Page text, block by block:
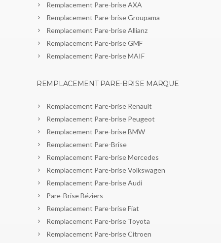
Remplacement Pare-brise AXA
Remplacement Pare-brise Groupama
Remplacement Pare-brise Allianz
Remplacement Pare-brise GMF
Remplacement Pare-brise MAIF
REMPLACEMENT PARE-BRISE MARQUE
Remplacement Pare-brise Renault
Remplacement Pare-brise Peugeot
Remplacement Pare-brise BMW
Remplacement Pare-Brise
Remplacement Pare-brise Mercedes
Remplacement Pare-brise Volkswagen
Remplacement Pare-brise Audi
Pare-Brise Béziers
Remplacement Pare-brise Fiat
Remplacement Pare-brise Toyota
Remplacement Pare-brise Citroen